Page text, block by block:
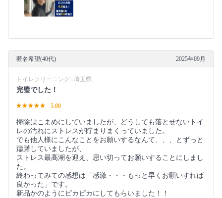
匿名希望(40代) 2025年09月
トイレクリーニング | 埼玉県
完璧でした！
5.00
掃除はこまめにしていましたが、どうしても落とせないトイ
レの汚れにストレスが貯まりまくっていました。
でも他人様にこんなことをお願いするなんて、、、とずっと
躊躇していましたが、
ストレス最高潮を迎え、思い切ってお願いすることにしまし
た。
終わってみての感想は「感激・・・もっと早くお願いすれば
良かった」です。
新品かのようにピカピカにしてもらいました！！